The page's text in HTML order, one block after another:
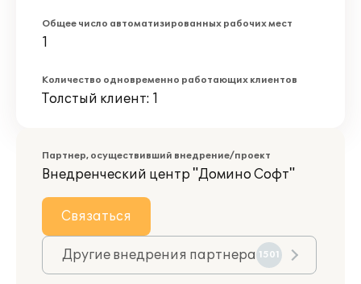
Общее число автоматизированных рабочих мест
1
Количество одновременно работающих клиентов
Толстый клиент: 1
Партнер, осуществивший внедрение/проект
Внедренческий центр "Домино Софт"
Связаться
Другие внедрения партнера 1501